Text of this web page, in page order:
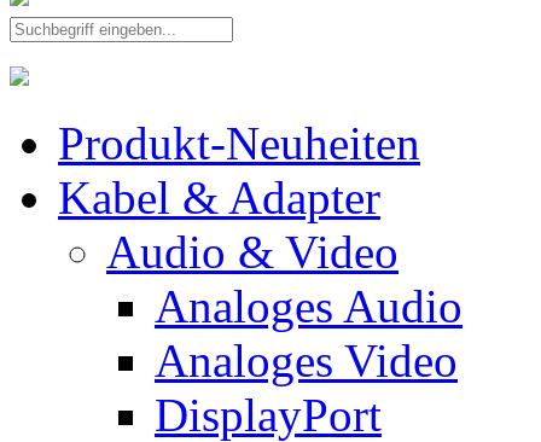
Produkt-Neuheiten
Kabel & Adapter
Audio & Video
Analoges Audio
Analoges Video
DisplayPort